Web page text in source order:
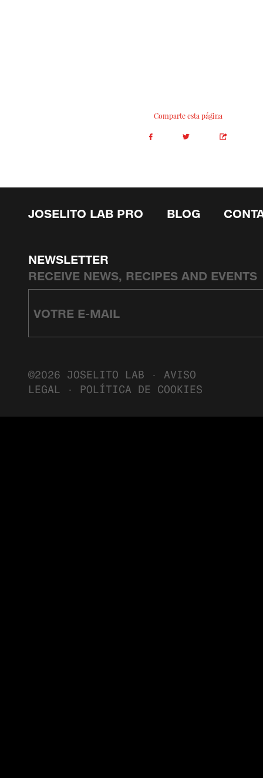
Comparte esta página
JOSELITO LAB PRO BLOG
NEWSLETTER
RECEIVE NEWS, RECIPES AND EVENTS
©2026 JOSELITO LAB · AVISO
LEGAL · POLÍTICA DE COOKIES